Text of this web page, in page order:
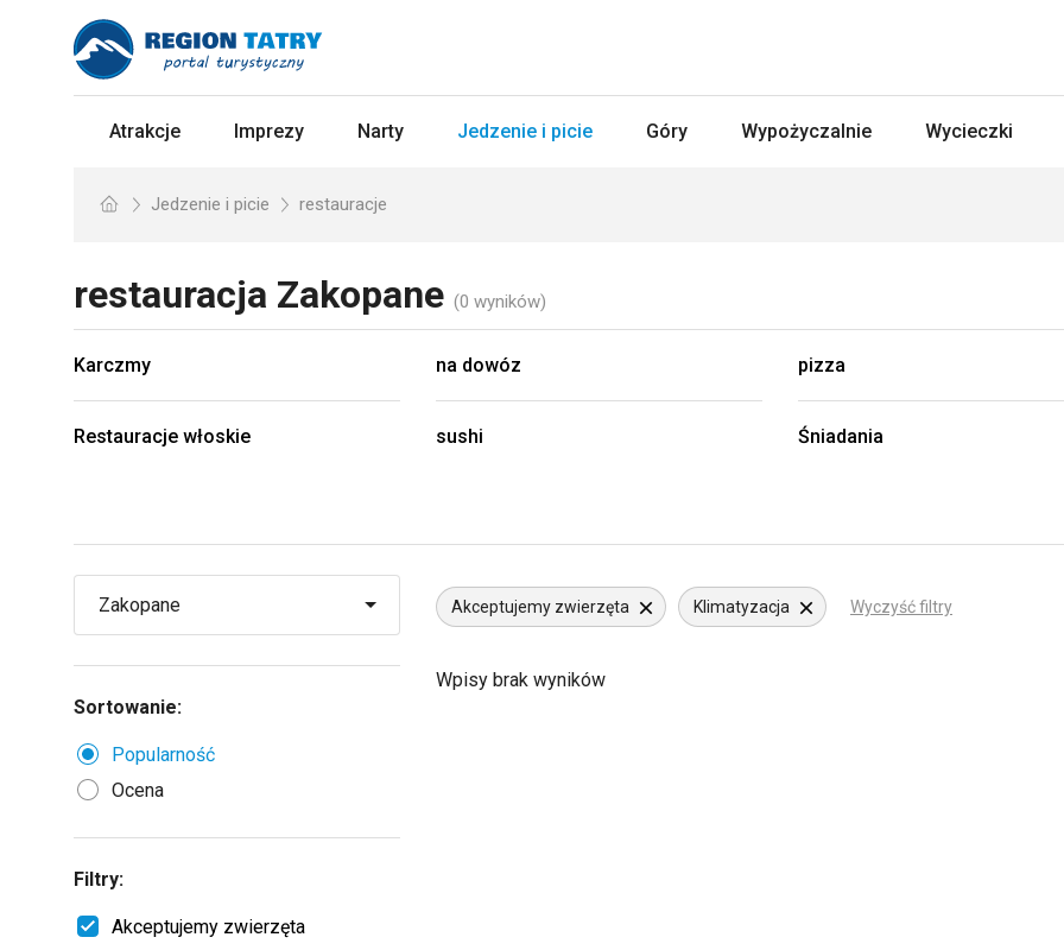
Atrakcje Imprezy Narty Jedzenie i picie Góry Wypożyczalnie Wycieczki
Jedzenie i picie restauracje
restauracja Zakopane (0 wyników)
Karczmy na dowóz pizza
Restauracje włoskie sushi Śniadania
Akceptujemy zwierzęta Klimatyzacja Wyczyść filtry
Wpisy brak wyników
Sortowanie:
Popularność
Ocena
Filtry:
Akceptujemy zwierzęta